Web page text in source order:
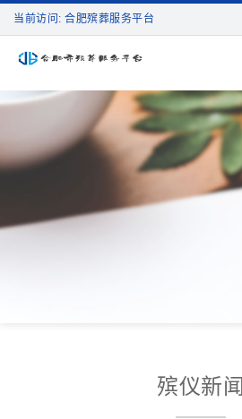
当前访问: 合肥殡葬服务平台
殡仪新闻